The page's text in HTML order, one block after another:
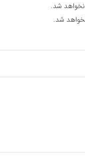
نخواهد شد.
شد.